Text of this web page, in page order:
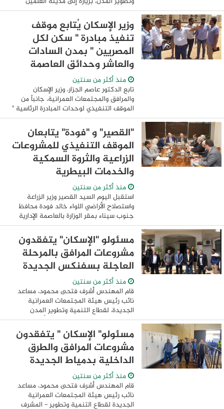
الجديدة، لمتابعة سير العمل بالمشروعات
المختلفة، والأعمال الجاري تنفيذها. ...
وزير الإسكان يُتابع موقف
تنفيذ مبادرة " سكن لكل
المصريين " بمدن السادات
والعاشر وحدائق العاصمة
منذ أكثر من سنتين
تابع الدكتور عاصم الجزار، وزير الإسكان
والمرافق والمجتمعات العمرانية، جانباً من
الموقف التنفيذي لوحدات المبادرة الرئاسية "
سكن لكل المصريين " بمدن السادات والعاشر
من رمضان وحدائق العاصمة. وأشار ...
"القصير" و "فودة" يتابعان
الموقف التنفيذي للمشروعات
الزراعية والثروة السمكية
والخدمات البيطرية
منذ أكثر من سنتين
استقبل اليوم السيد القصير وزير الزراعة
واستصلاح الأراضي اللواء خالد فودة محافظ
جنوب سيناء بمقر الوزارة بالعاصمة الإدارية
الجديدة وتم عقد اجتماعا لمتابعة
المشروعات الزراعية بجنوب سيناء وتلبية ...
مسئولو "الإسكان" يتفقدون
مشروعات المرافق بالمرحلة
العاجلة بسفنكس الجديدة
منذ أكثر من سنتين
قام المهندس أشرف فتحى محمود، مساعد
نائب رئيس هيئة المجتمعات العمرانية
الجديدة، لقطاع التنمية وتطوير المدن
للأزمات والكوارث والمشرف على أعمال
المرافق بالهيئة، والوفد المرافق، بزيارة
تفقدية لمشروعات ...
مسئولو" الإسكان " يتفقدون
مشروعات المرافق والطرق
الداخلية بدمياط الجديدة
منذ أكثر من سنتين
قام المهندس أشرف فتحى محمود، مساعد
نائب رئيس هيئة المجتمعات العمرانية
الجديدة لقطاع التنمية وتطوير - المشرف